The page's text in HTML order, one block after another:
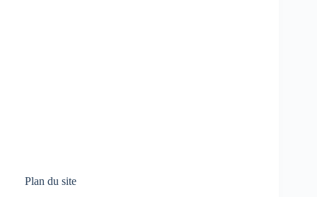
Plan du site